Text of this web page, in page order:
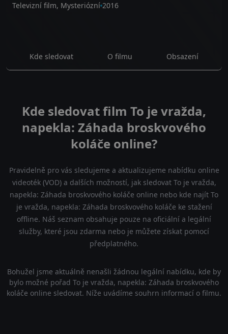
Televizní film, Mysteriózní 2016
Kde sledovat O filmu Obsazení
Kde sledovat film To je vražda,
napekla: Záhada broskvového
koláče online?
Pravidelně pro vás sledujeme a aktualizujeme nabídku online
videoték (VOD) a dalších možností, jak sledovat To je vražda,
napekla: Záhada broskvového koláče online nebo kde najít To
je vražda, napekla: Záhada broskvového koláče ke stažení
offline. Náš seznam obsahuje pouze na oficiální a legální
služby, které jsou zdarma nebo je můžete získat pomocí
předplatného.
Bohužel jsme aktuálně nenašli žádnou legální nabídku, kde by
bylo možné pořad To je vražda, napekla: Záhada broskvového
koláče online sledovat. Níže uvádíme souhrn informací o filmu.